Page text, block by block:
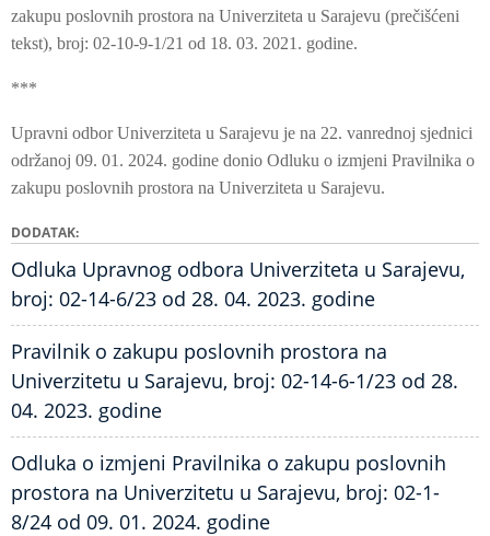
zakupu poslovnih prostora na Univerziteta u Sarajevu (prečišćeni
tekst), broj: 02-10-9-1/21 od 18. 03. 2021. godine.
***
Upravni odbor Univerziteta u Sarajevu je na 22. vanrednoj sjednici
održanoj 09. 01. 2024. godine donio Odluku o izmjeni Pravilnika o
zakupu poslovnih prostora na Univerziteta u Sarajevu.
DODATAK
Odluka Upravnog odbora Univerziteta u Sarajevu,
broj: 02-14-6/23 od 28. 04. 2023. godine
Pravilnik o zakupu poslovnih prostora na
Univerzitetu u Sarajevu, broj: 02-14-6-1/23 od 28.
04. 2023. godine
Odluka o izmjeni Pravilnika o zakupu poslovnih
prostora na Univerzitetu u Sarajevu, broj: 02-1-
8/24 od 09. 01. 2024. godine